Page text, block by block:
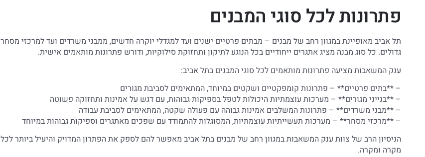
פתרונות לכל סוגי המבנים
תל אביב מאופיינת במגוון רחב של מבנים – מבתים פרטיים ישנים ועד למגדלי יוקרה חדשים, ממבני משרדים ועד למרכזי מסחר
גדולים. כל סוג מבנה מציג אתגרים ייחודיים בכל הנוגע לתיקון ותחזוקת סילוקיות, ודורש פתרונות מותאמים אישית.
ענק המשאבות מציעה פתרונות מותאמים לכל סוגי המבנים בתל אביב:
– **בתים פרטיים** – פתרונות קומפקטיים ושקטים במיוחד, המתאימים לסביבת מגורים
– **בנייני מגורים** – מערכות עוצמתיות היכולות לטפל בספיקות גבוהות, עם דגש על אמינות ותחזוקה פשוטה
– **מבני משרדים** – פתרונות המשלבים אמינות גבוהה עם פעולה שקטה, המתאימים לסביבת עבודה
– **מרכזי מסחר** – מערכות תעשייתיות עוצמתיות, המסוגלות להתמודד עם שפכים מאתגרים וספיקות גבוהות במיוחד
הניסיון הרב של צוות ענק המשאבות במגוון רחב של מבנים בתל אביב מאפשר להם לספק את הפתרון המדויק והיעיל ביותר לכל
מקרה ומקרה.